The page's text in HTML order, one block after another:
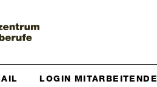
LOGIN MITARBEITENDE